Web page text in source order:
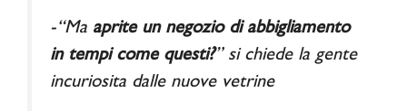
-“Ma aprite un negozio di abbigliamento
in tempi come questi?” si chiede la gente
incuriosita dalle nuove vetrine